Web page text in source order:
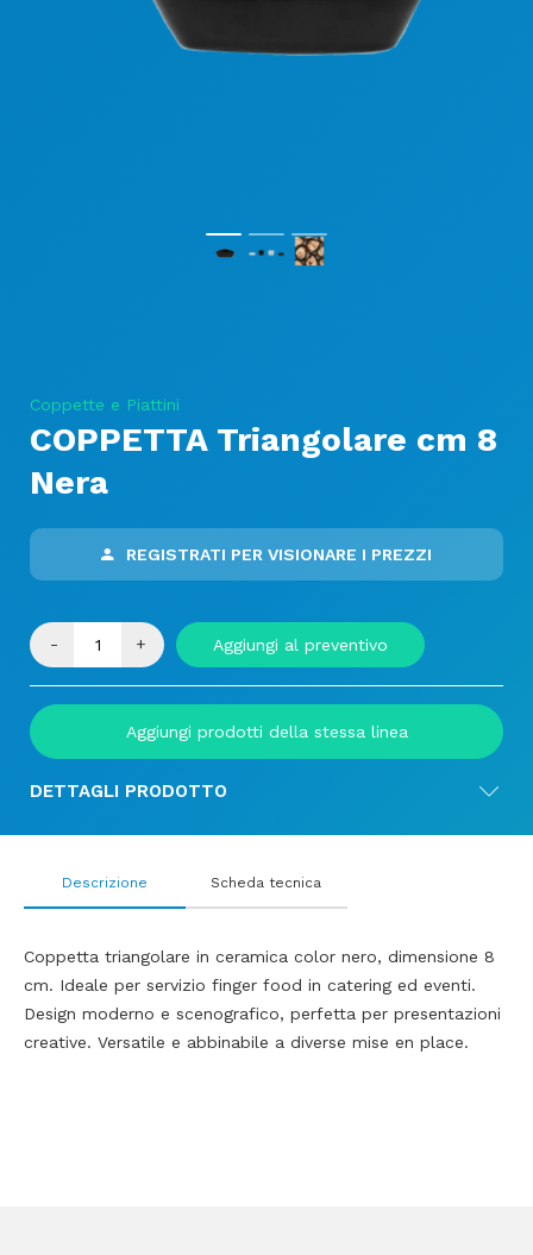
Coppette e Piattini
COPPETTA Triangolare cm 8
Nera
REGISTRATI PER VISIONARE I PREZZI
- + Aggiungi al preventivo
Aggiungi prodotti della stessa linea
DETTAGLI PRODOTTO
Descrizione
Coppetta triangolare in ceramica color nero, dimensione 8
cm. Ideale per servizio finger food in catering ed eventi.
Design moderno e scenografico, perfetta per presentazioni
creative. Versatile e abbinabile a diverse mise en place.
Scheda tecnica